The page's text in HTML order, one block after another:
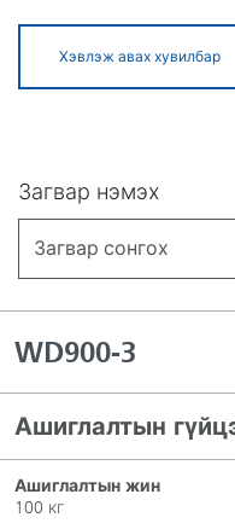
Хэвлэж авах хувилбар
Загвар нэмэх
Загвар сонгох
WD900-3
Ашиглалтын
Ашиглалтын жин
100 кг